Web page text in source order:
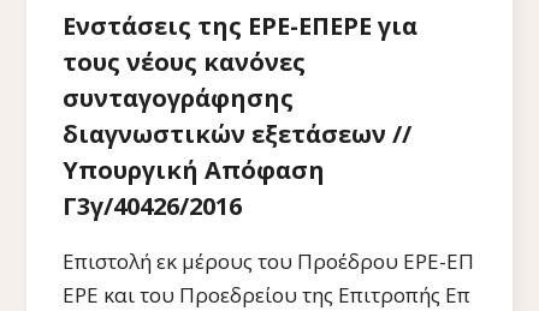
Ενστάσεις της ΕΡΕ-ΕΠΕΡΕ για
τους νέους κανόνες
συνταγογράφησης
διαγνωστικών εξετάσεων //
Υπουργική Απόφαση
Γ3γ/40426/2016
Επιστολή εκ μέρους του Προέδρου ΕΡΕ-ΕΠ
ΕΡΕ και του Προεδρείου της Επιτροπής Επ